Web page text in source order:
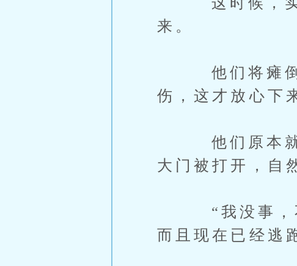
来。
他们将瘫倒在
伤，这才放心下
他们原本就是
大门被打开，自
“我没事，不
而且现在已经逃